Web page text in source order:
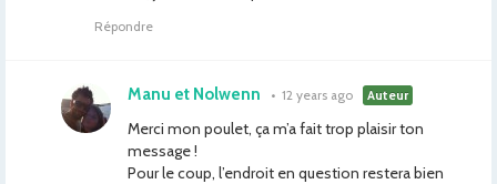
Répondre
Manu et Nolwenn • 12 years ago Auteur
Merci mon poulet, ça m’a fait trop plaisir ton
message !
Pour le coup, l’endroit en question restera bien